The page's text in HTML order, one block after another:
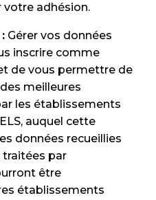
votre adhésion.
Gérer vos données
inscrire comme
de vous permettre de
meilleures
les établissements
auquel cette
données recueillies
par
être
établissements